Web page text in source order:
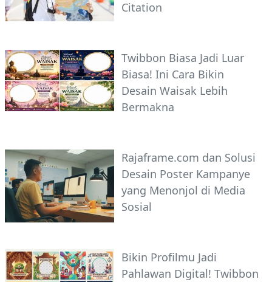
Citation
Twibbon Biasa Jadi Luar
Biasa! Ini Cara Bikin
Desain Waisak Lebih
Bermakna
Rajaframe.com dan Solusi
Desain Poster Kampanye
yang Menonjol di Media
Sosial
Bikin Profilmu Jadi
Pahlawan Digital! Twibbon